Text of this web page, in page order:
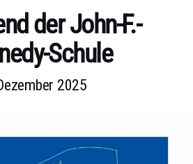
der John-F.-
Schule
2025